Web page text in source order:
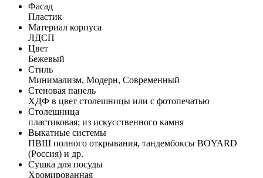
Фасад
Пластик
Материал корпуса
ЛДСП
Цвет
Бежевый
Стиль
Минимализм, Модерн, Современный
Стеновая панель
ХДФ в цвет столешницы или с фотопечатью
Столешница
пластиковая; из искусственного камня
Выкатные системы
ПВШ полного открывания, тандембоксы BOYARD
(Россия) и др.
Сушка для посуды
Хромированная